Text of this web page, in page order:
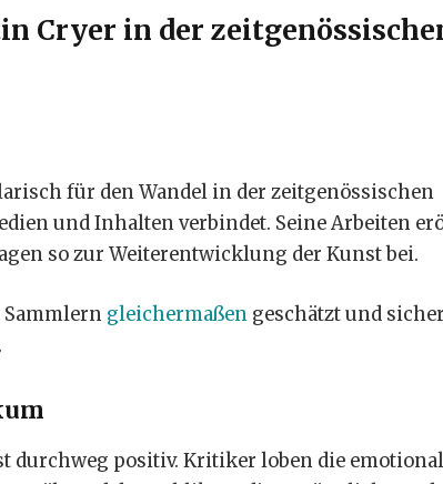
Cryer in der
für den Wandel in der zeitgenössischen
und Inhalten verbindet. Seine Arbeiten
so zur Weiterentwicklung der Kunst bei.
Sammlern gleichermaßengeschätzt und
durchweg positiv. Kritiker loben die